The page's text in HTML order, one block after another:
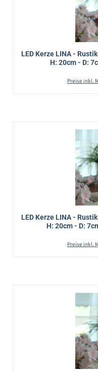
LED Kerze LINA -
H: 20cm - D:
Preise inkl.
LED Kerze LINA -
H: 20cm - D:
Preise inkl.